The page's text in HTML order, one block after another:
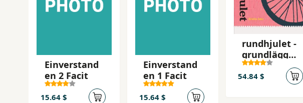
Einverstand
en 2 Facit
15.64 $
Einverstand
en 1 Facit
15.64 $
rundhjulet -
grundläggan
de svenska
som
andraspråk
54.84 $